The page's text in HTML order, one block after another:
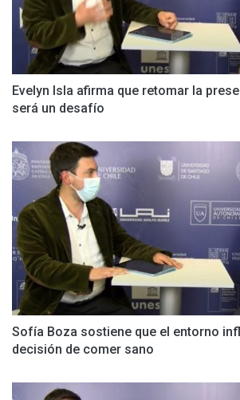
Evelyn Isla afirma que retomar la
será un desafío
Sofía Boza sostiene que el entorno
decisión de comer sano